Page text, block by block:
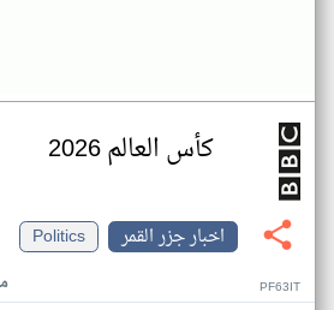
كأس العالم 2026
اخبار جزر القمر
Politics
PF63IT